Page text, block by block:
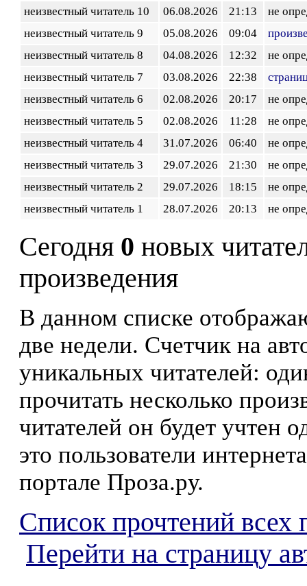
неизвестный читатель 10
06.08.2026 21:13
не
неизвестный читатель 9
05.08.2026 09:04
неизвестный читатель 8
04.08.2026 12:32
не
неизвестный читатель 7
03.08.2026 22:38
неизвестный читатель 6
02.08.2026 20:17
не
неизвестный читатель 5
02.08.2026 11:28
не
неизвестный читатель 4
31.07.2026 06:40
не
неизвестный читатель 3
29.07.2026 21:30
не
неизвестный читатель 2
29.07.2026 18:15
не
неизвестный читатель 1
28.07.2026 20:13 не
Сегодня 0 новых
произведения
В данном списке
две недели. Счетчик на
уникальных читателей:
прочитать несколько
читателей он будет учтен
это пользователи
портале Проза.ру.
Список прочтений всех
Перейти на страницу